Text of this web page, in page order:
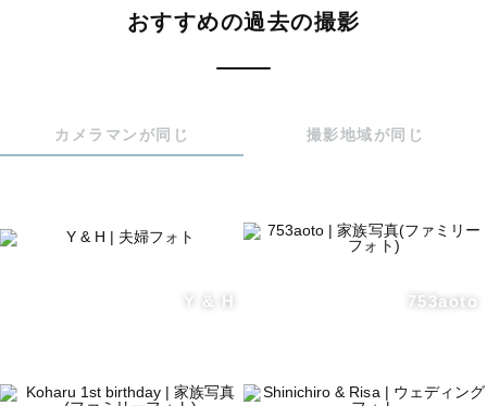
おじいちゃん、おばあちゃんとの撮影も大歓迎です。
【二人らしい距離感のウェディングフォト撮ります】
また、撮影が早く、確実なのでこんなのもあんなのも撮り
えください！
おすすめの過去の撮影
カメラマンが同じ 撮影地域が同じ
Y & H 753aoto